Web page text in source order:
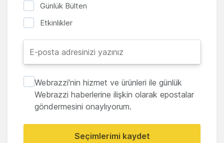
Günlük Bülten
Etkinlikler
Webrazzi'nin hizmet ve ürünleri ile günlük
Webrazzi haberlerine ilişkin olarak epostalar
göndermesini onaylıyorum.
Seçimlerimi kaydet